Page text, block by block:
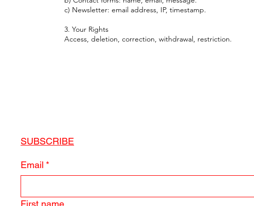
c) Newsletter: email address, IP, timestamp.
3. Your Rights
Access, deletion, correction, withdrawal, restriction.
SUBSCRIBE
Email *
First name